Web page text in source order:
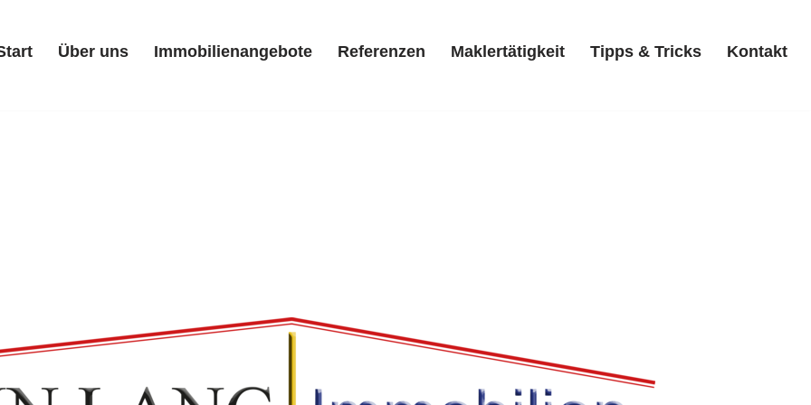
Über uns Immobilienangebote Referenzen Maklertätigkeit Tipps & Tricks Kontakt